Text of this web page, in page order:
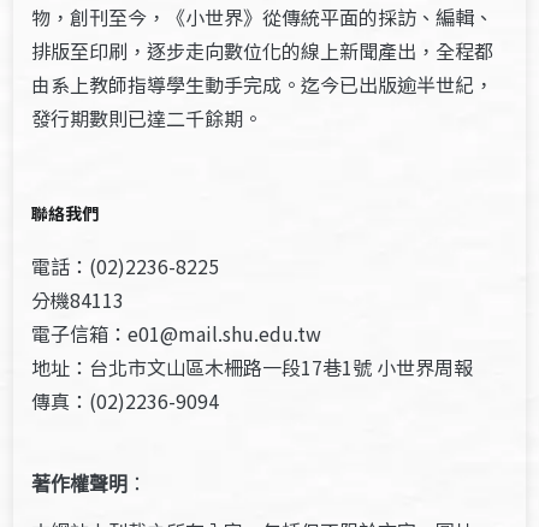
物，創刊至今，《小世界》從傳統平面的採訪、編輯、
排版至印刷，逐步走向數位化的線上新聞產出，全程都
由系上教師指導學生動手完成。迄今已出版逾半世紀，
發行期數則已達二千餘期。
聯絡我們
電話：(02)2236-8225
分機84113
電子信箱：e01@mail.shu.edu.tw
地址：台北市文山區木柵路一段17巷1號 小世界周報
傳真：(02)2236-9094
著作權聲明 ：